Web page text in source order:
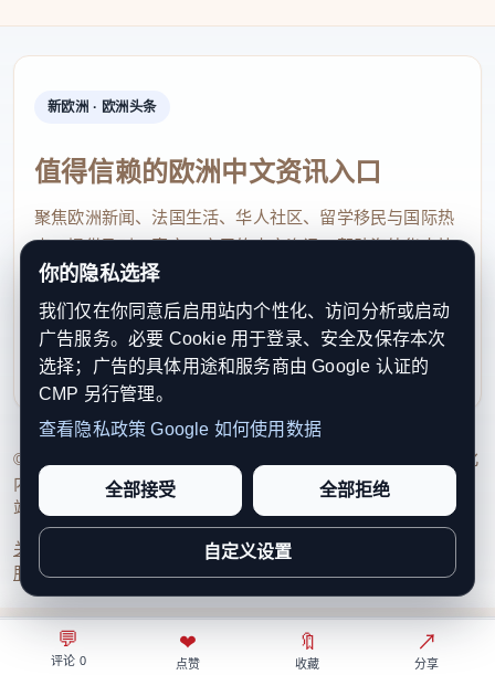
💬
评论 0
❤
点赞
🔖
收藏
↗
分享
的可能性确实存在，但更接近1.6% 到 1.7%这一区
月中旬 Banque de France 的正式测算
原文链接：
https://www.faguoshenghuo.com/wenzhang/1785/fa-guo-
Livret-A-huo-jiang-yu-8-yue-1-ri-xiao-fu-shang-diao-1-7-
cheng-zhu-liu-yu-qi-chu-xu-zu-zai-ying-li-hao
新欧洲 · 欧洲头条
值得信赖的欧洲中文资讯入口
聚焦欧洲新闻、法国生活、华人社区、留学移民与国际热
点，提供及时、真实、实用的中文资讯，帮助海外华人快
速了解欧洲动态。
contact@xinouzhou.com
服务支持、版权与合作：工作日优先处理站务、投稿与权
利通知
© 2026 新欧洲·欧洲头条. All Rights Reserved. 本网站持续优化
内容透明度、联系方式与用户权利说明，以提升品牌信任感和
站点完整度。
关于我们 编辑规范日期归档隐私政策
服务条款联系我们
你的隐私选择
我们仅在你同意后启用站内个性化、访问分析或启动
广告服务。必要 Cookie 用于登录、安全及保存本次
选择；广告的具体用途和服务商由 Google 认证的
CMP 另行管理。
查看隐私政策 Google 如何使用数据
全部接受 全部拒绝
自定义设置
⌂
首页
◎
关注
↗
热榜
○
我的